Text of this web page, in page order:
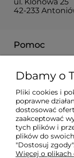
42-233
Pomoc
Moje konto
Płatności i
Informacje
O nas
Dbamy o
Pliki cookies i
poprawne
dostosować
zaakceptować
tych plików i
plików do
"Dostosuj
Więcej o plikach